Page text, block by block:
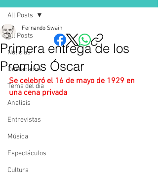
All Posts
Noticias
Destacados
Tema del dia
Analisis
Entrevistas
Música
Espectáculos
Cultura
All Posts
Primera entrega de los
Premios Óscar
Fernando Swain
Se celebró el 16 de mayo de 1929 en
una cena privada